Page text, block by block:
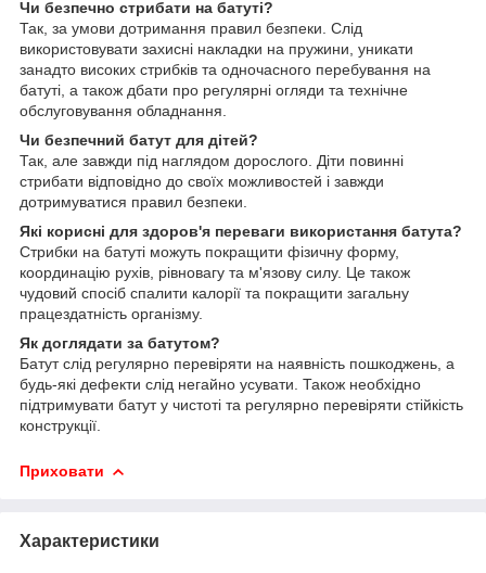
Чи безпечно стрибати на батуті?
Так, за умови дотримання правил безпеки. Слід
використовувати захисні накладки на пружини, уникати
занадто високих стрибків та одночасного перебування на
батуті, а також дбати про регулярні огляди та технічне
обслуговування обладнання.
Чи безпечний батут для дітей?
Так, але завжди під наглядом дорослого. Діти повинні
стрибати відповідно до своїх можливостей і завжди
дотримуватися правил безпеки.
Які корисні для здоров'я переваги використання батута?
Стрибки на батуті можуть покращити фізичну форму,
координацію рухів, рівновагу та м'язову силу. Це також
чудовий спосіб спалити калорії та покращити загальну
працездатність організму.
Як доглядати за батутом?
Батут слід регулярно перевіряти на наявність пошкоджень, а
будь-які дефекти слід негайно усувати. Також необхідно
підтримувати батут у чистоті та регулярно перевіряти стійкість
конструкції.
Приховати
Характеристики